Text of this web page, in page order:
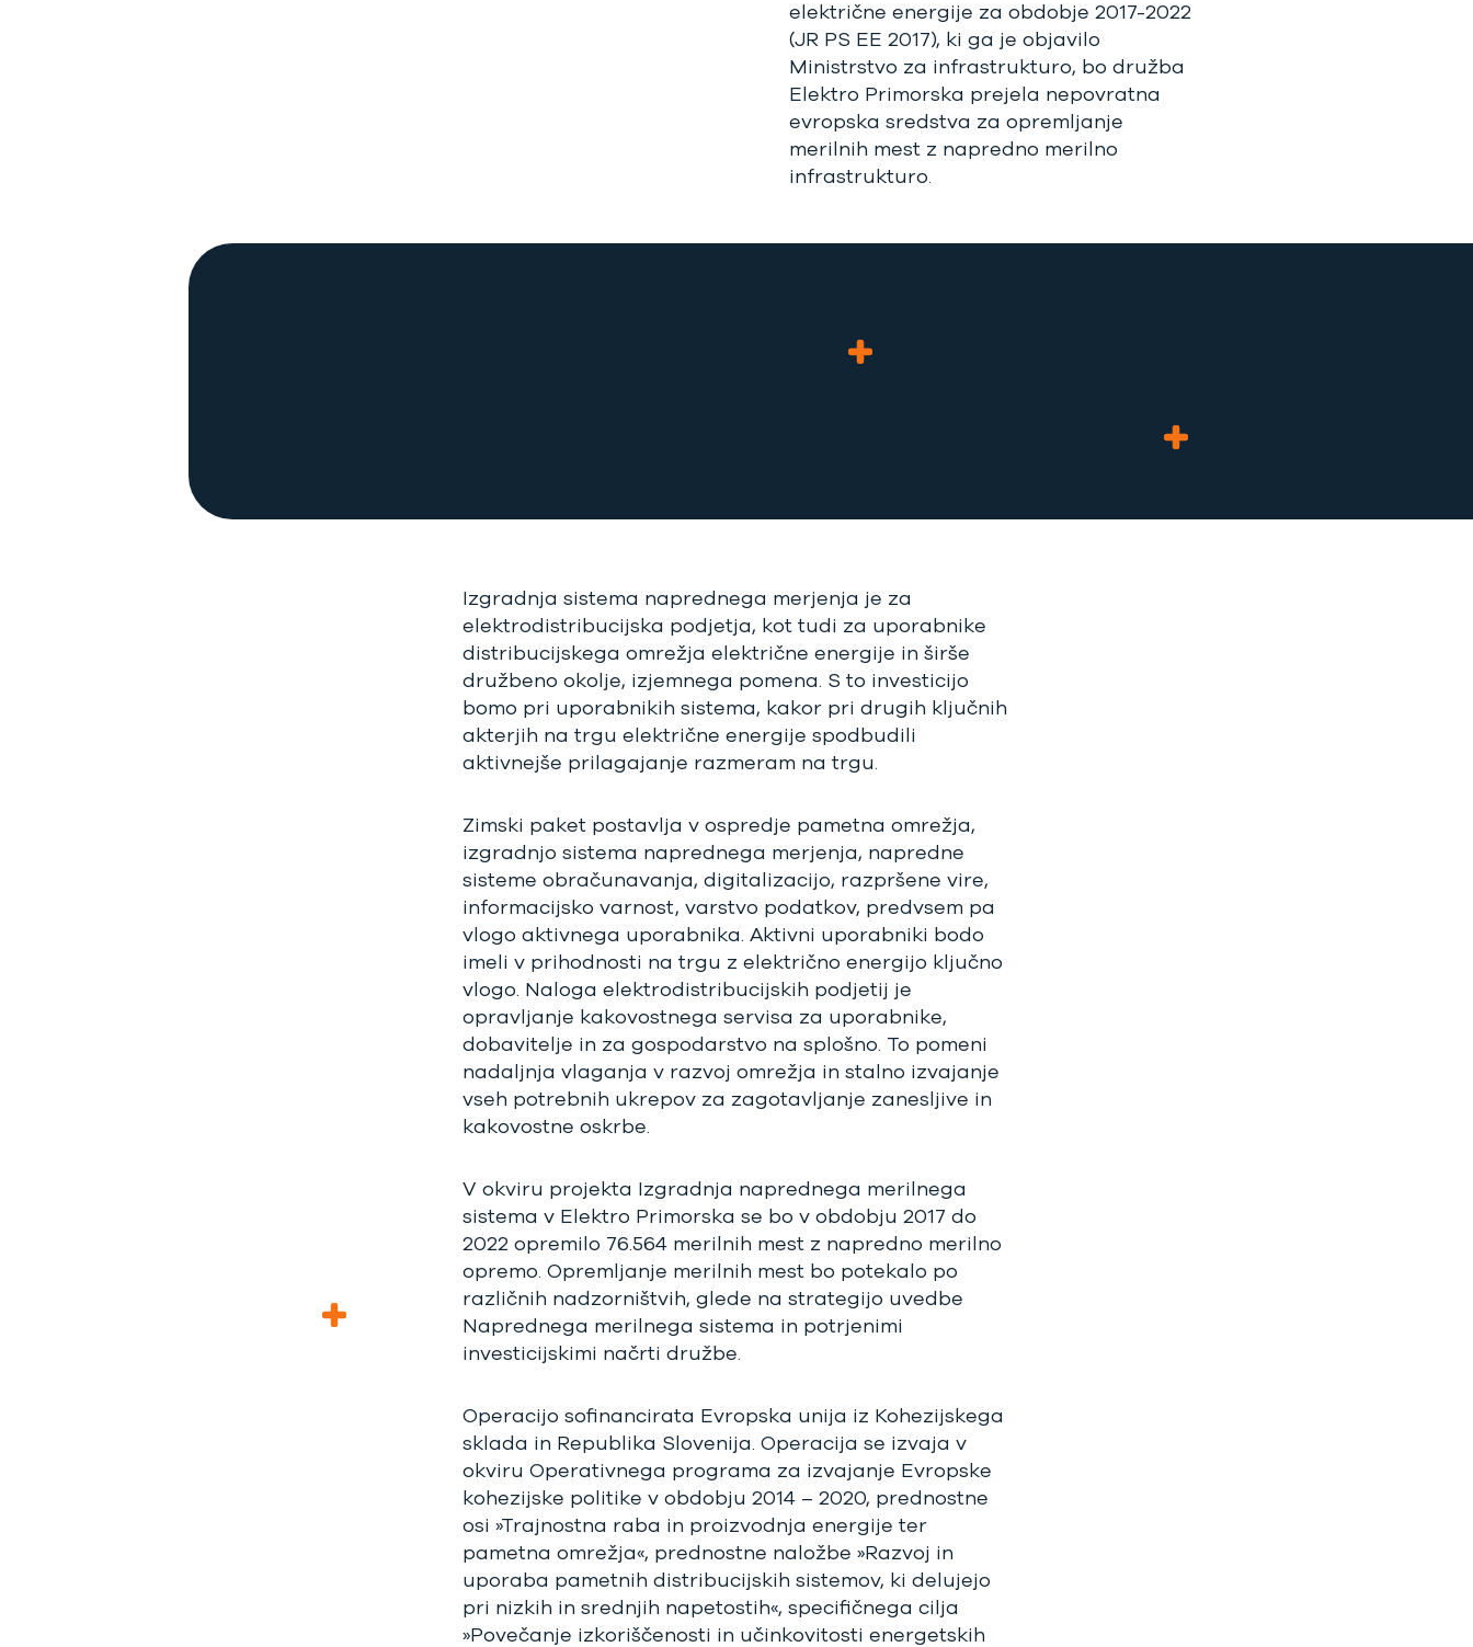
električne energije za obdobje 2017-2022
(JR PS EE 2017), ki ga je objavilo
Ministrstvo za infrastrukturo, bo družba
Elektro Primorska prejela nepovratna
evropska sredstva za opremljanje
merilnih mest z napredno merilno
infrastrukturo.
Izgradnja sistema naprednega merjenja je za
elektrodistribucijska podjetja, kot tudi za uporabnike
distribucijskega omrežja električne energije in širše
družbeno okolje, izjemnega pomena. S to investicijo
bomo pri uporabnikih sistema, kakor pri drugih ključnih
akterjih na trgu električne energije spodbudili
aktivnejše prilagajanje razmeram na trgu.
Zimski paket postavlja v ospredje pametna omrežja,
izgradnjo sistema naprednega merjenja, napredne
sisteme obračunavanja, digitalizacijo, razpršene vire,
informacijsko varnost, varstvo podatkov, predvsem pa
vlogo aktivnega uporabnika. Aktivni uporabniki bodo
imeli v prihodnosti na trgu z električno energijo ključno
vlogo. Naloga elektrodistribucijskih podjetij je
opravljanje kakovostnega servisa za uporabnike,
dobavitelje in za gospodarstvo na splošno. To pomeni
nadaljnja vlaganja v razvoj omrežja in stalno izvajanje
vseh potrebnih ukrepov za zagotavljanje zanesljive in
kakovostne oskrbe.
V okviru projekta Izgradnja naprednega merilnega
sistema v Elektro Primorska se bo v obdobju 2017 do
2022 opremilo 76.564 merilnih mest z napredno merilno
opremo. Opremljanje merilnih mest bo potekalo po
različnih nadzorništvih, glede na strategijo uvedbe
Naprednega merilnega sistema in potrjenimi
investicijskimi načrti družbe.
Operacijo sofinancirata Evropska unija iz Kohezijskega
sklada in Republika Slovenija. Operacija se izvaja v
okviru Operativnega programa za izvajanje Evropske
kohezijske politike v obdobju 2014 – 2020, prednostne
osi »Trajnostna raba in proizvodnja energije ter
pametna omrežja«, prednostne naložbe »Razvoj in
uporaba pametnih distribucijskih sistemov, ki delujejo
pri nizkih in srednjih napetostih«, specifičnega cilja
»Povečanje izkoriščenosti in učinkovitosti energetskih